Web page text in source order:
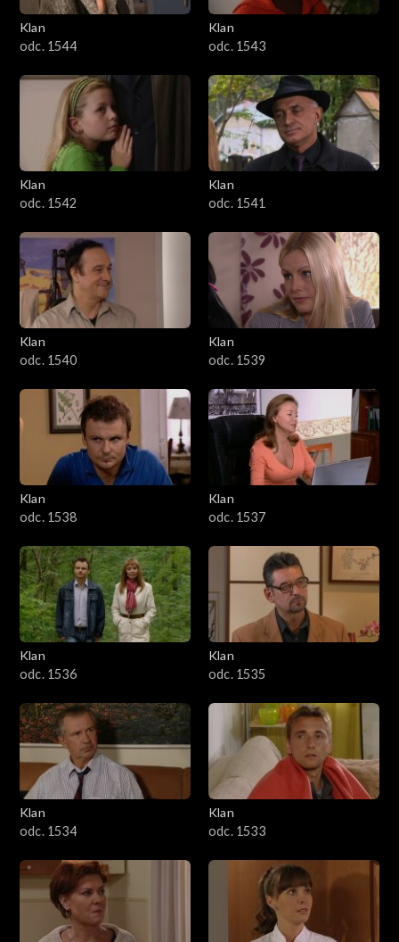
Klan
odc. 1544
Klan
odc. 1543
Klan
odc. 1542
Klan
odc. 1541
Klan
odc. 1540
Klan
odc. 1539
Klan
odc. 1538
Klan
odc. 1537
Klan
odc. 1536
Klan
odc. 1535
Klan
odc. 1534
Klan
odc. 1533